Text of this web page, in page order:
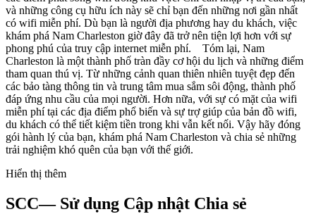
và những công cụ hữu ích này sẽ chỉ bạn đến những nơi gần nhất
có wifi miễn phí. Dù bạn là người địa phương hay du khách, việc
khám phá Nam Charleston giờ đây đã trở nên tiện lợi hơn với sự
phong phú của truy cập internet miễn phí. Tóm lại, Nam
Charleston là một thành phố tràn đầy cơ hội du lịch và những điểm
tham quan thú vị. Từ những cảnh quan thiên nhiên tuyệt đẹp đến
các bảo tàng thông tin và trung tâm mua sắm sôi động, thành phố
đáp ứng nhu cầu của mọi người. Hơn nữa, với sự có mặt của wifi
miễn phí tại các địa điểm phổ biến và sự trợ giúp của bản đồ wifi,
du khách có thể tiết kiệm tiền trong khi vẫn kết nối. Vậy hãy đóng
gói hành lý của bạn, khám phá Nam Charleston và chia sẻ những
trải nghiệm khó quên của bạn với thế giới.
Hiển thị thêm
SCC— Sử dụng Cập nhật Chia sẻ